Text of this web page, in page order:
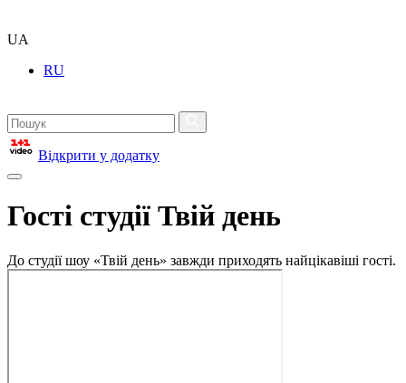
UA
RU
Відкрити у додатку
Гості студії Твій день
До студії шоу «Твій день» завжди приходять найцікавіші гості.